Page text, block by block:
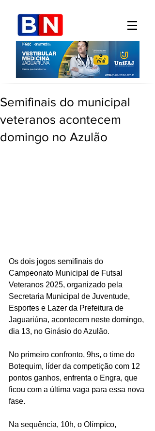
Semifinais do municipal
veteranos acontecem
domingo no Azulão
Os dois jogos semifinais do
Campeonato Municipal de Futsal
Veteranos 2025, organizado pela
Secretaria Municipal de Juventude,
Esportes e Lazer da Prefeitura de
Jaguariúna, acontecem neste domingo,
dia 13, no Ginásio do Azulão.
No primeiro confronto, 9hs, o time do
Botequim, líder da competição com 12
pontos ganhos, enfrenta o Engra, que
ficou com a última vaga para essa nova
fase.
Na sequência, 10h, o Olímpico,